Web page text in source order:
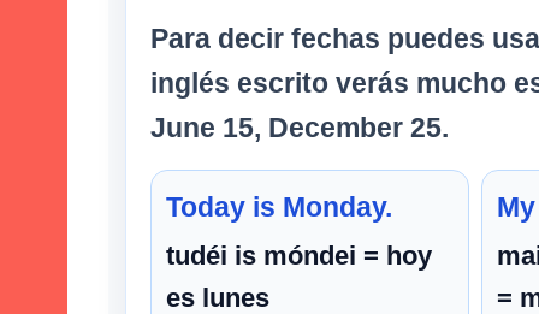
Para decir fechas puedes
inglés escrito verás mucho
June 15, December 25.
Today is Monday.
tudéi is móndei = hoy
es lunes
=